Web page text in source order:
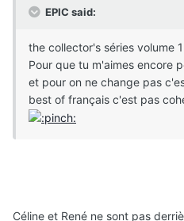
EPIC said:
the collector's séries volume
Pour que tu m'aimes encore
et pour on ne change pas
best of français c'est pas
Céline et René ne sont pas